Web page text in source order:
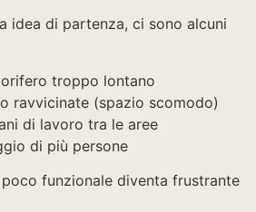
idea di partenza, ci sono alcuni
troppo lontano
ravvicinate (spazio scomodo)
di lavoro tra le aree
di più persone
funzionale diventa frustrante